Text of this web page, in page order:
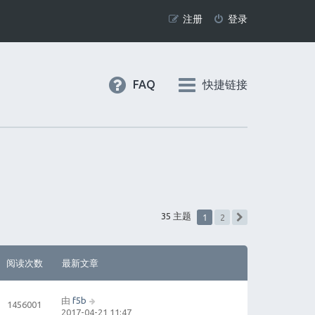
登录
注册
快捷链接
FAQ
35 主题 1
2
阅读次数 最新文章
1456001 由 f5b
2017-04-21 11:47